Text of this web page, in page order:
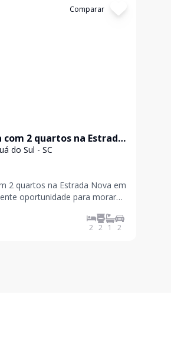
Comparar
com 2 quartos na Estrada
do Sul
do Sul - SC
2 quartos na Estrada Nova em
2 2 1 2